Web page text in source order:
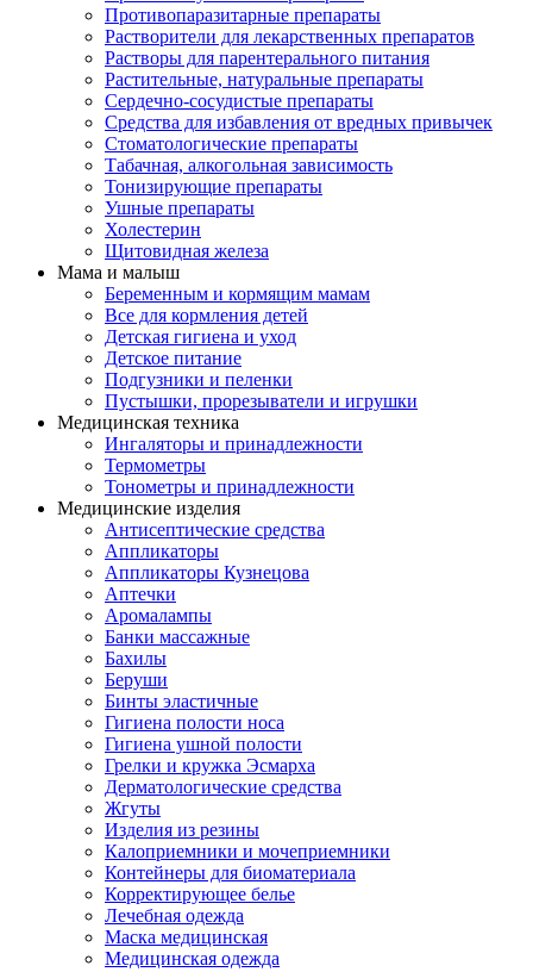
Противопаразитарные препараты
Растворители для лекарственных препаратов
Растворы для парентерального питания
Растительные, натуральные препараты
Сердечно-сосудистые препараты
Средства для избавления от вредных привычек
Стоматологические препараты
Табачная, алкогольная зависимость
Тонизирующие препараты
Ушные препараты
Холестерин
Щитовидная железа
Мама и малыш
Беременным и кормящим мамам
Все для кормления детей
Детская гигиена и уход
Детское питание
Подгузники и пеленки
Пустышки, прорезыватели и игрушки
Медицинская техника
Ингаляторы и принадлежности
Термометры
Тонометры и принадлежности
Медицинские изделия
Антисептические средства
Аппликаторы
Аппликаторы Кузнецова
Аптечки
Аромалампы
Банки массажные
Бахилы
Беруши
Бинты эластичные
Гигиена полости носа
Гигиена ушной полости
Грелки и кружка Эсмарха
Дерматологические средства
Жгуты
Изделия из резины
Калоприемники и мочеприемники
Контейнеры для биоматериала
Корректирующее белье
Лечебная одежда
Маска медицинская
Медицинская одежда